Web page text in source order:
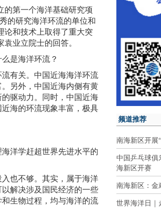
的第一个海洋基础研究项
的研究海洋环流的单位和
论和技术上取得了重大突
业立院士的回答。
是海洋环流？
有关。中国近海海洋环流
另外，中国近海内侧有黄
驱动力。同时，中国近海
海的环流现象丰富，极具
洋学赶超世界先进水平的
也不够。其实，属于海洋
解决涉及国民经济的一些
生物过程，均与海洋的流
频道推荐
南海新区开展
中国乒乓球
海新区开赛
南海新区：金
世界海洋日｜